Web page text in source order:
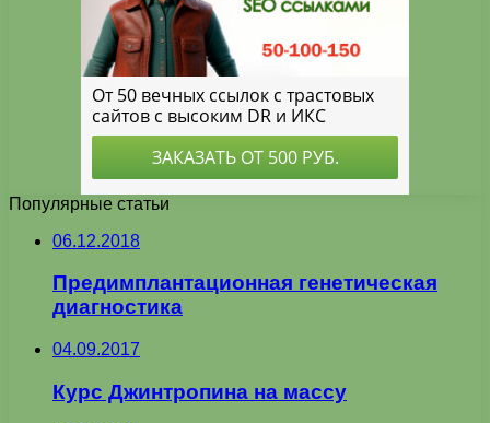
Популярные статьи
06.12.2018
Предимплантационная генетическая
диагностика
04.09.2017
Курс Джинтропина на массу